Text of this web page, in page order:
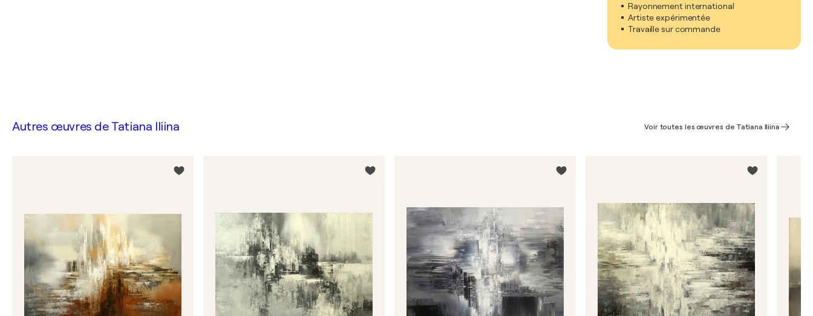
Rayonnement international
Artiste expérimentée
Travaille sur commande
Autres œuvres de Tatiana Iliina Voir toutes les œuvres de Tatiana Iliina